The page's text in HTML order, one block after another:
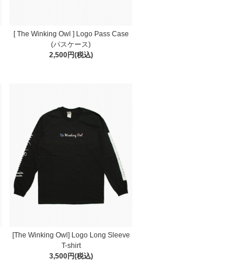
[ The Winking Owl ] Logo Pass Case
(パスケース)
2,500円(税込)
[The Winking Owl] Logo Long Sleeve
T-shirt
3,500円(税込)